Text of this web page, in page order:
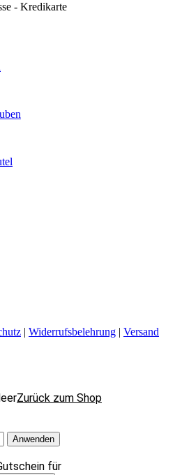
- Kredikarte
| Widerrufsbelehrung | Versand
Zurück zum Shop
Anwenden
für